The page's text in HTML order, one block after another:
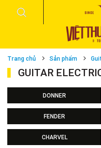
Trang chủ Sản phẩm
GUITAR
DONNER
FENDER
CHARVEL